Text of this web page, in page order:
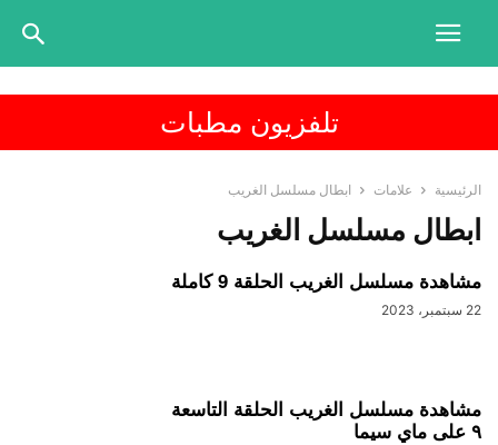
تلفزيون مطبات
الرئيسية علامات ابطال مسلسل الغريب
ابطال مسلسل الغريب
مشاهدة مسلسل الغريب الحلقة 9 كاملة
22 سبتمبر، 2023
مشاهدة مسلسل الغريب الحلقة التاسعة
٩ على ماي سيما